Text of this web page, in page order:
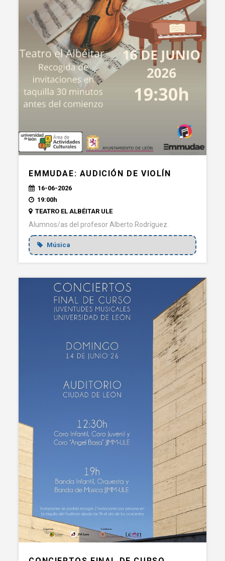
EMMUDAE: AUDICIÓN DE VIOLÍN
16-06-2026
19:00h
TEATRO EL ALBÉITAR ULE
Alumnos/as del profesor Alberto Rodríguez.
Música